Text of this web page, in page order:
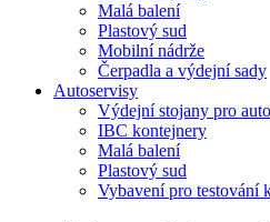
Malá balení
Plastový sud
Mobilní nádrže
Čerpadla a výdejní sady
Autoservisy
Výdejní stojany pro
IBC kontejnery
Malá balení
Plastový sud
Vybavení pro